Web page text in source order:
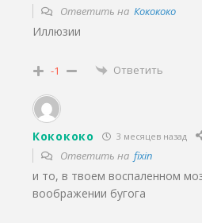
Ответить на Кокококо
Иллюзии
-1 Ответить
Кокококо 3 месяцев назад
Ответить на fixin
и то, в твоем воспаленном
воображении бугога